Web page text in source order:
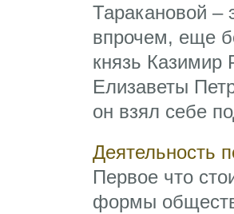
Таракановой –
впрочем, еще
князь Казимир
Елизаветы
он взял себе
Деятельность
Первое что
формы